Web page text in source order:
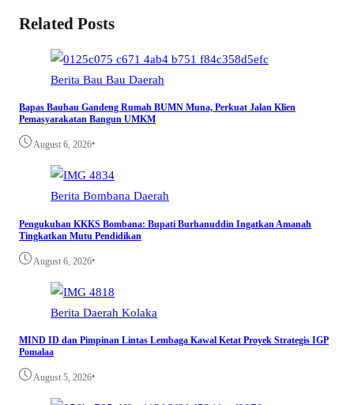
Related Posts
Berita Bau Bau Daerah
Bapas Baubau Gandeng Rumah BUMN Muna, Perkuat Jalan Klien
Pemasyarakatan Bangun UMKM
August 6, 2026•
Berita Bombana Daerah
Pengukuhan KKKS Bombana: Bupati Burhanuddin Ingatkan Amanah
Tingkatkan Mutu Pendidikan
August 6, 2026•
Berita Daerah Kolaka
MIND ID dan Pimpinan Lintas Lembaga Kawal Ketat Proyek Strategis IGP
Pomalaa
August 5, 2026•